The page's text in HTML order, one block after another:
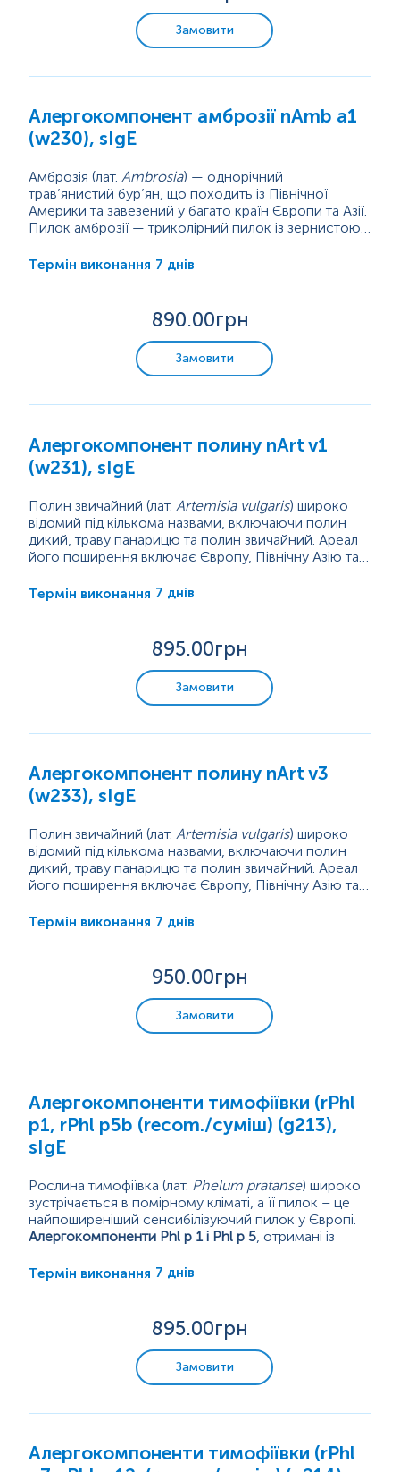
Food Xplorer (FOX) (харчова
Пренатальна діагностика. Моніторинг вагітності.
Бактеріологічні дослідження
Цитологічні дослідження
Мікроелементи та важкі метали
Замовити
Алергокомпонент амброзії nAmb a1
(w230), sIgE
Амброзія (лат. Ambrosia) — однорічний
трав’янистий бур’ян, що походить із Північної
Америки та завезений у багато країн Європи та Азії.
Пилок амброзії — триколірний пилок із зернистою
і осідає в периферійних частинах дихальних шляхів,
Європі зростає через зміни навколишнього
Термін виконання 7 днів
890.00грн
Замовити
Алергокомпонент полину nArt v1
(w231), sIgE
Полин звичайний (лат. Artemisia vulgaris) широко
відомий під кількома назвами, включаючи полин
дикий, траву панарицю та полин звичайний. Ареал
його поширення включає Європу, Північну Азію та
трав’яниста багаторічна рослина вже давно
пилку, який є сильним алергеном і переноситься
вітром. Під час сезону пилку...
Термін виконання 7 днів
895.00грн
Замовити
Алергокомпонент полину nArt v3
(w233), sIgE
Полин звичайний (лат. Artemisia vulgaris) широко
відомий під кількома назвами, включаючи полин
дикий, траву панарицю та полин звичайний. Ареал
його поширення включає Європу, Північну Азію та
трав’яниста багаторічна рослина вже давно
пилку, який є сильним алергеном і переноситься
вітром. Під час сезону пилку полину...
Термін виконання 7 днів
950.00грн
Замовити
Алергокомпоненти тимофіївки (rPhl
p1, rPhl p5b (recom./суміш) (g213),
sIgE
Рослина тимофіївка (лат. Phelum pratanse) широко
зустрічається в помірному кліматі, а її пилок – це
найпоширеніший сенсибілізуючий пилок у Європі.
Алергокомпоненти Phl p 1 і Phl p 5, отримані із
алергенів пилку трав 1 і 5 групи відповідно.
що належать до підкласу бета-експансину (EXP-B)
надродини білків експансину і проявляються як...
Термін виконання 7 днів
895.00грн
Замовити
Алергокомпоненти тимофіївки (rPhl